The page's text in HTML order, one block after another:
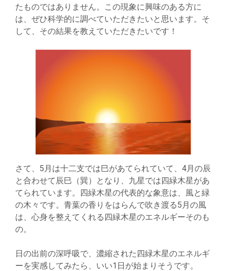
たものではありません。この現象に興味のある方に
は、ぜひ科学的に調べていただきたいと思います。そ
して、その結果を教えていただきたいです！
さて、5月は十二支では巳があてられていて、4月の辰
と合わせて辰巳（巽）となり、九星では四緑木星があ
てられています。四緑木星の代表的な象意は、風と緑
の木々です。青葉の香りをはらんで吹き渡る5月の風
は、心身を整えてくれる四緑木星のエネルギーそのも
の。
日の出前の深呼吸で、濃縮された四緑木星のエネルギ
ーを実感してみたら、いい1日が始まりそうです。